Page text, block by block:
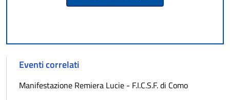
Eventi correlati
Manifestazione Remiera Lucie - F.I.C.S.F. di Como